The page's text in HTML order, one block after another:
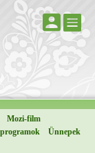
Mozi-film
Ünnepek